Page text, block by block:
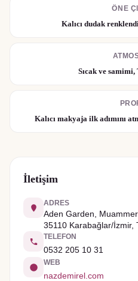
ÖNE
Kalıcı dudak
Sıcak ve
Kalıcı makyaja ilk adımını
İletişim
ADRES
Aden Garden,
35110 Karabağlar/İzmir,
TELEFON
0532 205 10 31
WEB
nazdemirel.com